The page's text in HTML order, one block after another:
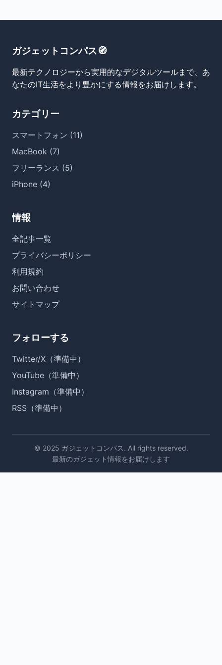
ガジェットコンパス🧭
最新テクノロジーから実用的なデジタルツールまで、あ
なたのIT生活をより豊かにする情報をお届けします。
カテゴリー
スマートフォン (11)
MacBook (7)
フリーランス (5)
iPhone (4)
情報
全記事一覧
プライバシーポリシー
利用規約
お問い合わせ
サイトマップ
フォローする
Twitter/X（準備中）
YouTube（準備中）
Instagram（準備中）
RSS（準備中）
© 2025 ガジェットコンパス. All rights reserved.
最新のガジェット情報をお届けします